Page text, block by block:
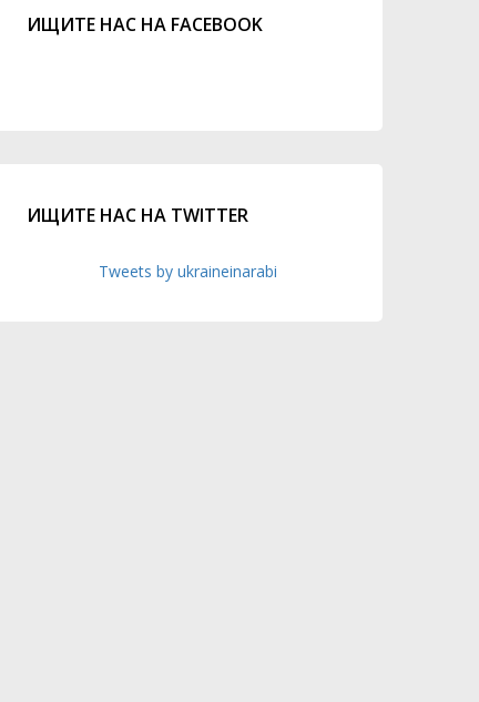
ИЩИТЕ НАС НА FACEBOOK
ИЩИТЕ НАС НА TWITTER
Tweets by ukraineinarabi